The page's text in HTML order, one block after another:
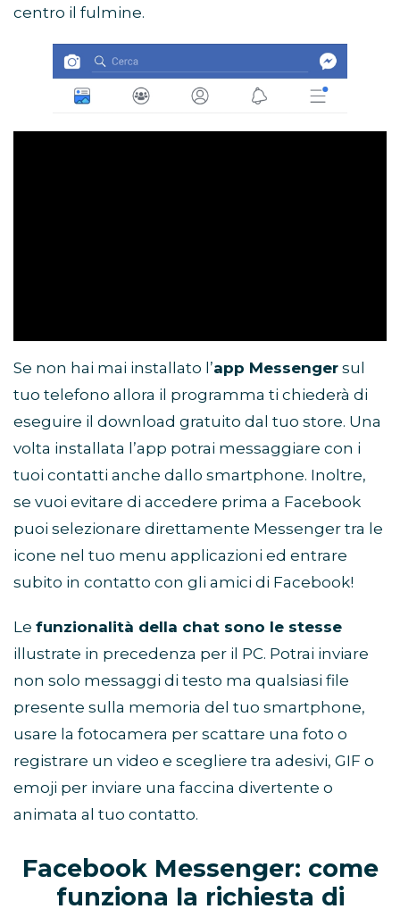
centro il fulmine.
Se non hai mai installato l’app Messenger sul
tuo telefono allora il programma ti chiederà di
eseguire il download gratuito dal tuo store. Una
volta installata l’app potrai messaggiare con i
tuoi contatti anche dallo smartphone. Inoltre,
se vuoi evitare di accedere prima a Facebook
puoi selezionare direttamente Messenger tra le
icone nel tuo menu applicazioni ed entrare
subito in contatto con gli amici di Facebook!
Le funzionalità della chat sono le stesse
illustrate in precedenza per il PC. Potrai inviare
non solo messaggi di testo ma qualsiasi file
presente sulla memoria del tuo smartphone,
usare la fotocamera per scattare una foto o
registrare un video e scegliere tra adesivi, GIF o
emoji per inviare una faccina divertente o
animata al tuo contatto.
Facebook Messenger: come
funziona la richiesta di